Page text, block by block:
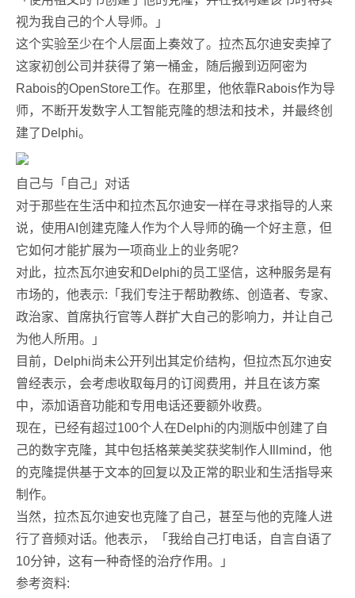
视为我自己的个人导师。」
这个实验至少在个人层面上奏效了。拉杰瓦尔迪安卖掉了
这家初创公司并获得了第一桶金，随后搬到迈阿密为
Rabois的OpenStore工作。在那里，他依靠Rabois作为导
师，不断开发数字人工智能克隆的想法和技术，并最终创
建了Delphi。
自己与「自己」对话
对于那些在生活中和拉杰瓦尔迪安一样在寻求指导的人来
说，使用AI创建克隆人作为个人导师的确一个好主意，但
它如何才能扩展为一项商业上的业务呢?
对此，拉杰瓦尔迪安和Delphi的员工坚信，这种服务是有
市场的，他表示:「我们专注于帮助教练、创造者、专家、
政治家、首席执行官等人群扩大自己的影响力，并让自己
为他人所用。」
目前，Delphi尚未公开列出其定价结构，但拉杰瓦尔迪安
曾经表示，会考虑收取每月的订阅费用，并且在该方案
中，添加语音功能和专用电话还要额外收费。
现在，已经有超过100个人在Delphi的内测版中创建了自
己的数字克隆，其中包括格莱美奖获奖制作人Illmind，他
的克隆提供基于文本的回复以及正常的职业和生活指导来
制作。
当然，拉杰瓦尔迪安也克隆了自己，甚至与他的克隆人进
行了音频对话。他表示，「我给自己打电话，自言自语了
10分钟，这有一种奇怪的治疗作用。」
参考资料: